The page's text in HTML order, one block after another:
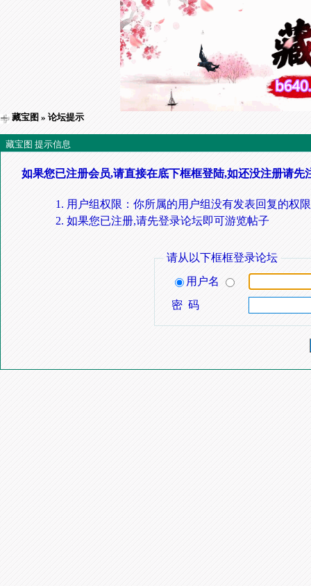
藏宝图 » 论坛提示
藏宝图 提示信息
如果您已注册会员,请直接在底下框框登陆,如还没注册请先
用户组权限：你所属的用户组没有发表回复的权
如果您已注册,请先登录论坛即可游览帖子
请从以下框框登录论坛
用户名
密 码